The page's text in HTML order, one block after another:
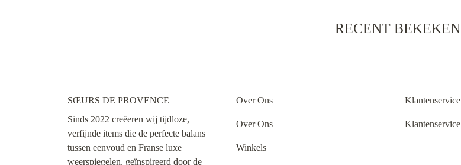
RECENT BEKEKEN
SŒURS DE PROVENCE
Sinds 2022 creëeren wij tijdloze,
verfijnde items die de perfecte balans
tussen eenvoud en Franse luxe
weerspiegelen, geïnspireerd door de
Over Ons
Over Ons
Winkels
Klantenservice
Klantenservice